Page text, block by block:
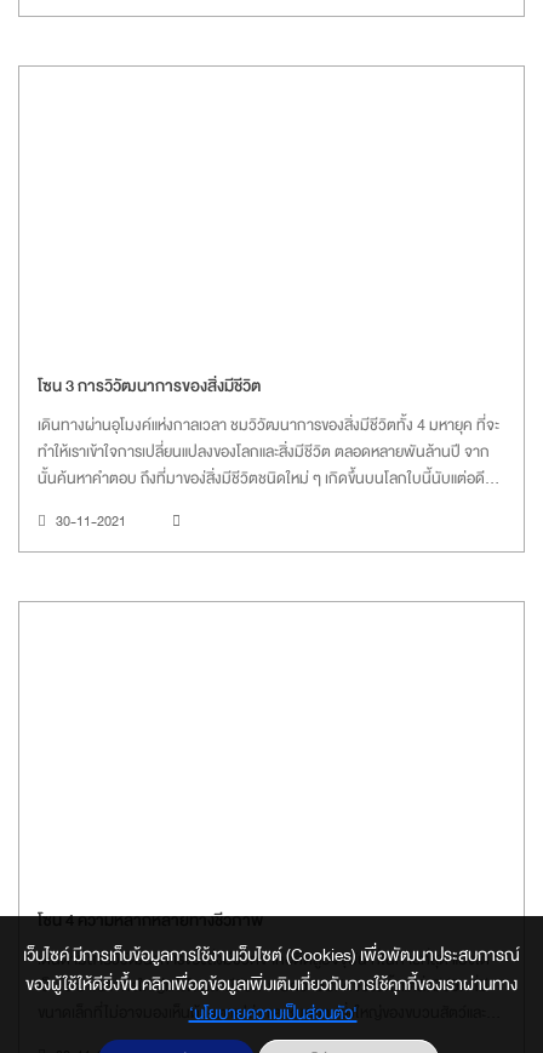
โซน 3 การวิวัฒนาการของสิ่งมีชีวิต
เดินทางผ่านอุโมงค์แห่งกาลเวลา ชมวิวัฒนาการของสิ่งมีชีวิตทั้ง 4 มหายุค ที่จะ
ทำให้เราเข้าใจการเปลี่ยนแปลงของโลกและสิ่งมีชีวิต ตลอดหลายพันล้านปี จาก
นั้นค้นหาคำตอบ ถึงที่มาของ่สิ่งมีชีวิตชนิดใหม่ ๆ เกิดขึ้นบนโลกใบนี้นับแต่อดีต
30-11-2021
โซน 4 ความหลากหลายทางชีวภาพ
เดินตามสายวิวัฒนาการของสิ่งมีชีวิตจากอดีตสู่ปัจจุบัน ที่ในท้ายที่สุด แบ่งได้
เป็น 5 อาณาจักรใหญ่แห่งโลกสิ่งมีชีวิต พบความมหัศจรรย์ตั้งแต่สิ่งมีชีวิตที่มี
ขนาดเล็กที่ไม่อาจมองเห็นด้วยตาเปล่า และชมความยิ่งใหญ่ของขบวนสัตว์และพืช
นานาชนิดที่จำลองได้ราวกับมีชีวิต
เว็บไซค์ มีการเก็บข้อมูลการใช้งานเว็บไซต์ (Cookies) เพื่อพัฒนาประสบการณ์
ของผู้ใช้ให้ดียิ่งขึ้น คลิกเพื่อดูข้อมูลเพิ่มเติมเกี่ยวกับการใช้คุกกี้ของเราผ่านทาง
‘นโยบายความเป็นส่วนตัว'